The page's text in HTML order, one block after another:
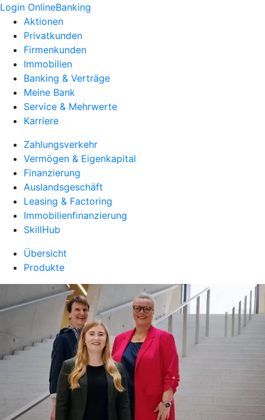
Login OnlineBanking
Aktionen
Privatkunden
Firmenkunden
Immobilien
Banking & Verträge
Meine Bank
Service & Mehrwerte
Karriere
Zahlungsverkehr
Vermögen & Eigenkapital
Finanzierung
Auslandsgeschäft
Leasing & Factoring
Immobilienfinanzierung
SkillHub
Übersicht
Produkte